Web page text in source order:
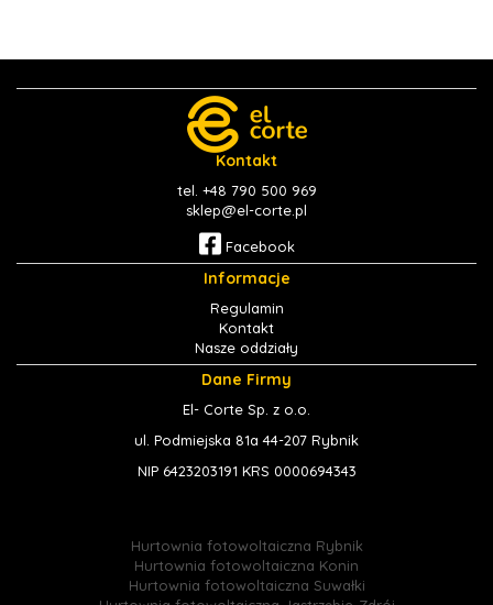
Kontakt
tel. +48 790 500 969
sklep@el-corte.pl
Facebook
Informacje
Regulamin
Kontakt
Nasze oddziały
Dane Firmy
El- Corte Sp. z o.o.
ul. Podmiejska 81a 44-207 Rybnik
NIP 6423203191 KRS 0000694343
Hurtownia fotowoltaiczna Rybnik
Hurtownia fotowoltaiczna Konin
Hurtownia fotowoltaiczna Suwałki